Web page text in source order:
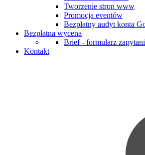
Tworzenie stron www
Promocja eventów
Bezpłatny audyt konta
Bezpłatna wycena
Brief - formularz
Kontakt